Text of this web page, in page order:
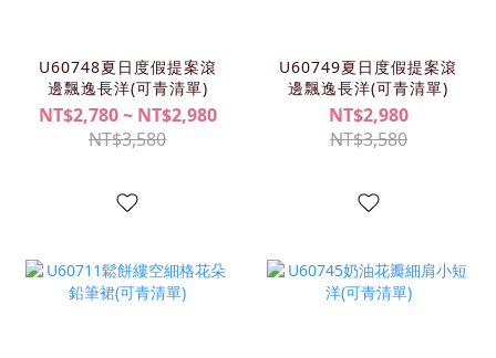
U60748夏日度假提案滾
邊飄逸長洋(可青清單)
NT$2,780 ~ NT$2,980
NT$3,580
U60749夏日度假提案滾
邊飄逸長洋(可青清單)
NT$2,980
NT$3,580